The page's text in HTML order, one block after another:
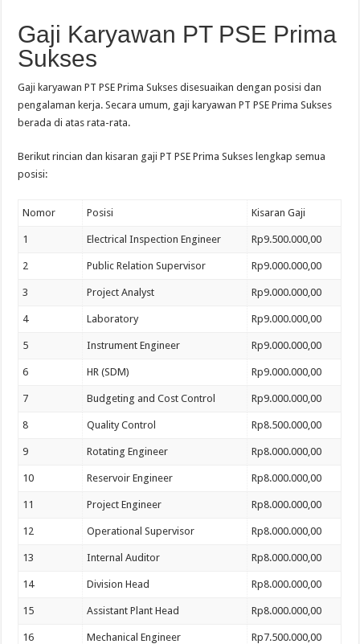
Gaji Karyawan PT PSE Prima
Sukses
Gaji karyawan PT PSE Prima Sukses disesuaikan dengan posisi dan
pengalaman kerja. Secara umum, gaji karyawan PT PSE Prima Sukses
berada di atas rata-rata.
Berikut rincian dan kisaran gaji PT PSE Prima Sukses lengkap semua
posisi:
Nomor Posisi Kisaran Gaji
1 Electrical Inspection Engineer Rp9.500.000,00
2 Public Relation Supervisor Rp9.000.000,00
3 Project Analyst Rp9.000.000,00
4 Laboratory Rp9.000.000,00
5 Instrument Engineer Rp9.000.000,00
6 HR (SDM) Rp9.000.000,00
7 Budgeting and Cost Control Rp9.000.000,00
8 Quality Control Rp8.500.000,00
9 Rotating Engineer Rp8.000.000,00
10 Reservoir Engineer Rp8.000.000,00
11 Project Engineer Rp8.000.000,00
12 Operational Supervisor Rp8.000.000,00
13 Internal Auditor Rp8.000.000,00
14 Division Head Rp8.000.000,00
15 Assistant Plant Head Rp8.000.000,00
16 Mechanical Engineer Rp7.500.000,00